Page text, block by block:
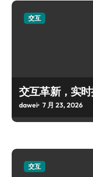
交互
交互革新，实
dawei 7 月 23, 2026
交互